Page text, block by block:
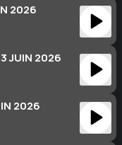
2026
JUIN 2026
2026